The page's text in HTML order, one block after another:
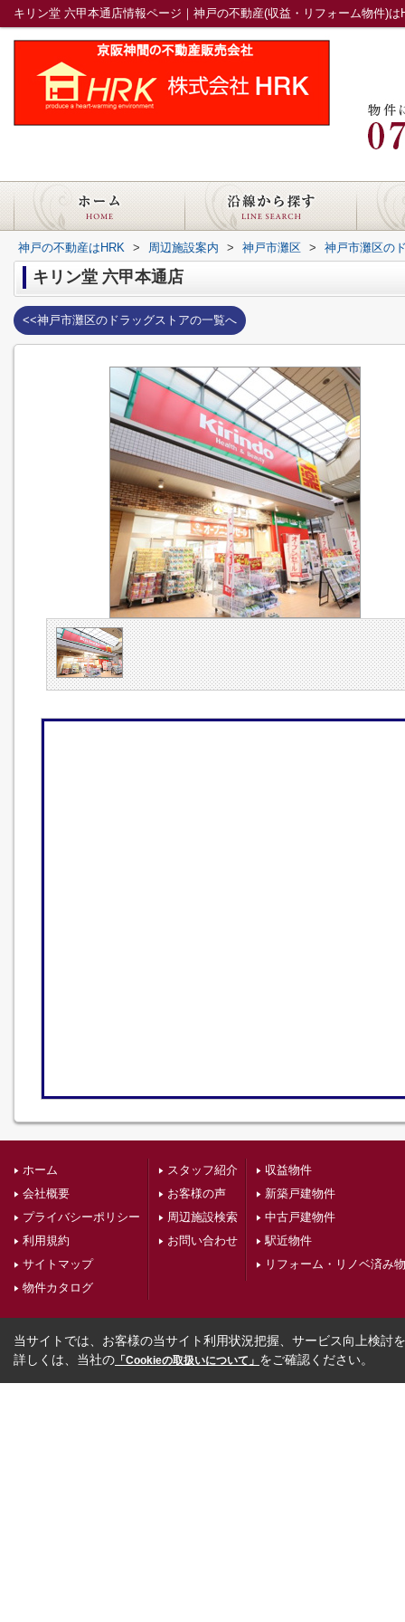
キリン堂 六甲本通店情報ページ｜神戸の不動産(収益・リフォーム物件)は
神戸の不動産はHRK > 周辺施設案内 > 神戸市灘区 > 神戸市灘区の
キリン堂 六甲本通店
<<神戸市灘区のドラッグストアの一覧へ
ホーム
会社概要
プライバシーポリシー
利用規約
サイトマップ
物件カタログ
スタッフ紹介
お客様の声
周辺施設検索
お問い合わせ
収益物件
新築戸建物件
中古戸建物件
駅近物件
リフォーム・リノベ済み
当サイトでは、お客様の当サイト利用状況把握、サービス向上検討
詳しくは、当社の 「Cookieの取扱いについて」 をご確認ください。